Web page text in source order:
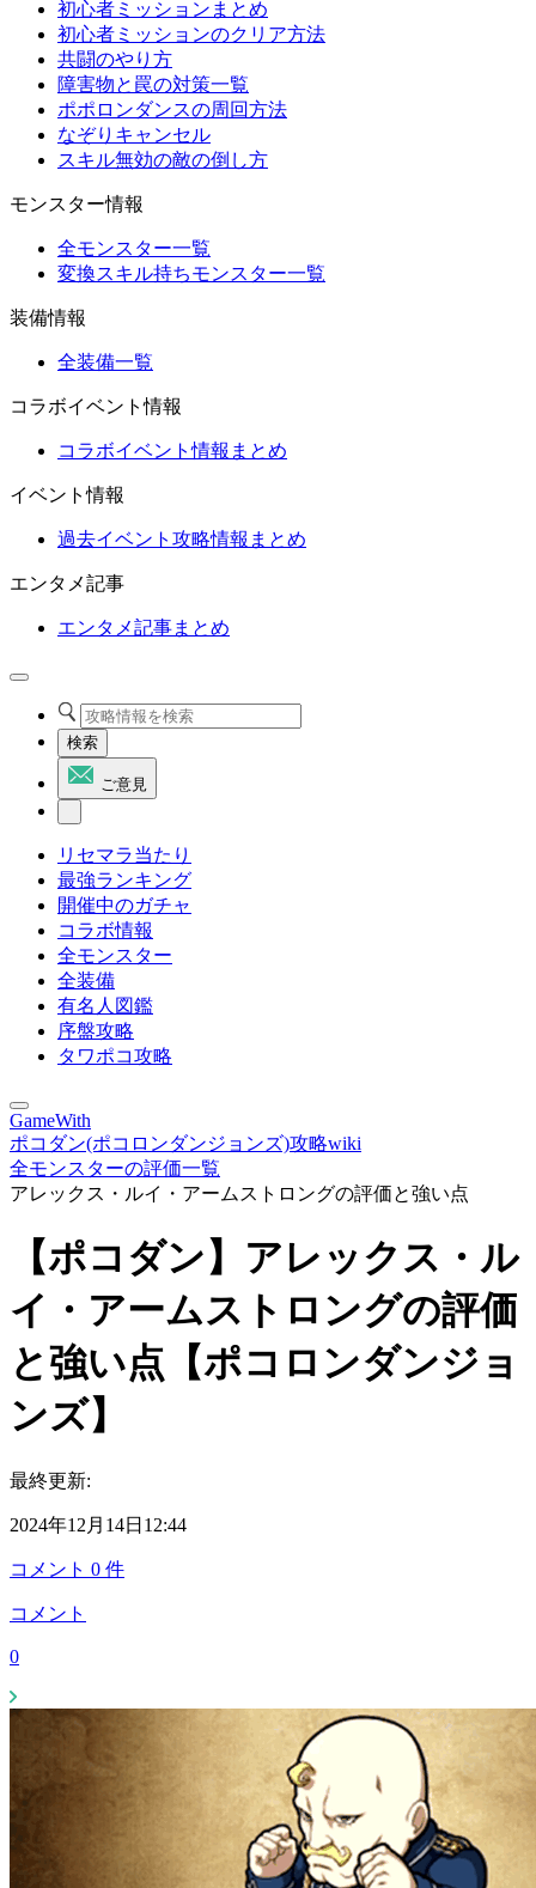
初心者ミッションまとめ
初心者ミッションのクリア方法
共闘のやり方
障害物と罠の対策一覧
ポポロンダンスの周回方法
なぞりキャンセル
スキル無効の敵の倒し方
モンスター情報
全モンスター一覧
変換スキル持ちモンスター一覧
装備情報
全装備一覧
コラボイベント情報
コラボイベント情報まとめ
イベント情報
過去イベント攻略情報まとめ
エンタメ記事
エンタメ記事まとめ
検索
ご意見
リセマラ当たり
最強ランキング
開催中のガチャ
コラボ情報
全モンスター
全装備
有名人図鑑
序盤攻略
タワポコ攻略
GameWith
ポコダン(ポコロンダンジョンズ)攻略wiki
全モンスターの評価一覧
アレックス・ルイ・アームストロングの評価と強い点
【ポコダン】アレックス・ル
イ・アームストロングの評価
と強い点【ポコロンダンジョ
ンズ】
最終更新:
2024年12月14日12:44
コメント 0 件
コメント
0